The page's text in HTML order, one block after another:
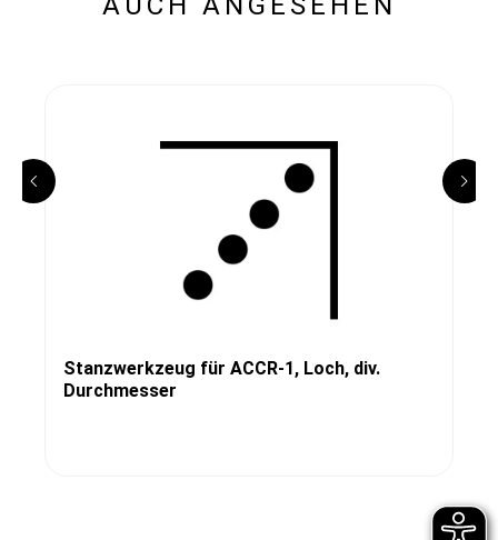
Stanzwerkzeug für ACCR-1, Loch, div.
Durchmesser